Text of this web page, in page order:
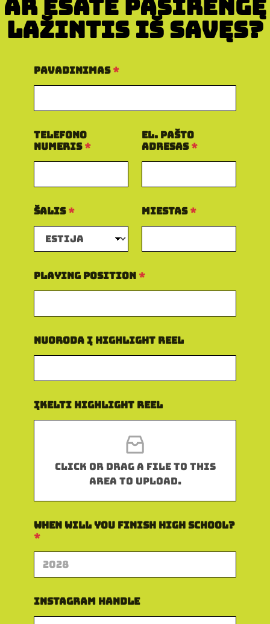
Ar esate pasirengę
lažintis iš savęs?
Pavadinimas*
Telefono
numeris*
El. pašto
adresas*
Šalis* Miestas*
Playing Position *
Nuoroda į Highlight Reel
Įkelti Highlight Reel
Click or drag a file to this
area to upload.
When Will You Finish High School?
*
Instagram Handle